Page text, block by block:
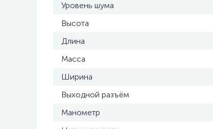
Уровень шума
Высота
Длина
Масса
Ширина
Выходной разъём
Манометр